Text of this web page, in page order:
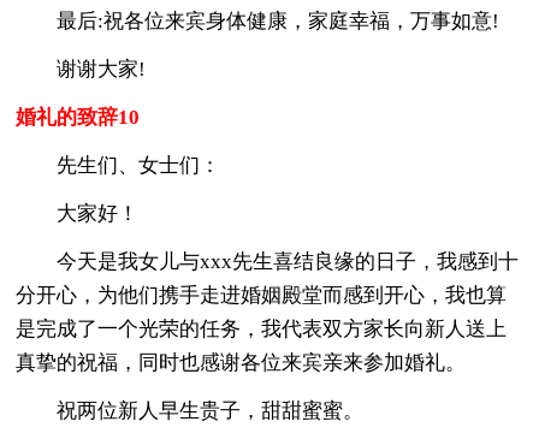
最后:祝各位来宾身体健康，家庭幸福，万事如意!
谢谢大家!
婚礼的致辞10
先生们、女士们：
大家好！
今天是我女儿与xxx先生喜结良缘的日子，我感到十
分开心，为他们携手走进婚姻殿堂而感到开心，我也算
是完成了一个光荣的任务，我代表双方家长向新人送上
真挚的祝福，同时也感谢各位来宾亲来参加婚礼。
祝两位新人早生贵子，甜甜蜜蜜。